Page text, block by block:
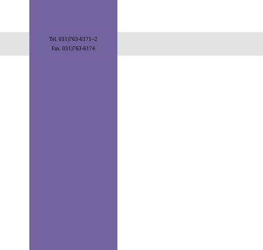
Tel. 031)763-6171~2
Fax. 031)763-6174